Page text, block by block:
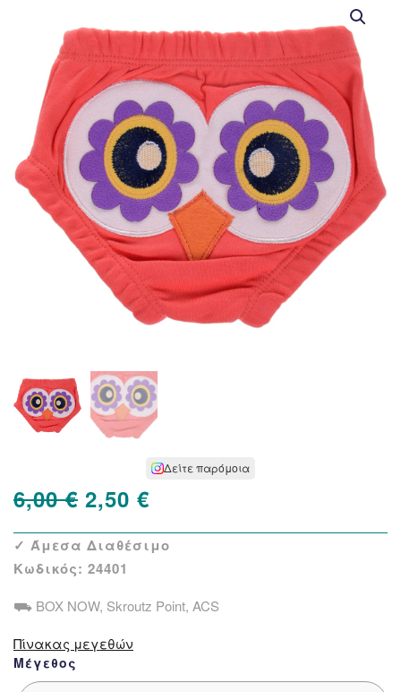
Δείτε παρόμοια
6,00€ Original
price
was:
2,50 €
τρέχουσα
τιμή
2,50 €.
✓ Άμεσα Διαθέσιμο
Κωδικός: 24401
⛟ BOX NOW, Skroutz Point, ACS
Πίνακας μεγεθών
Μέγεθος